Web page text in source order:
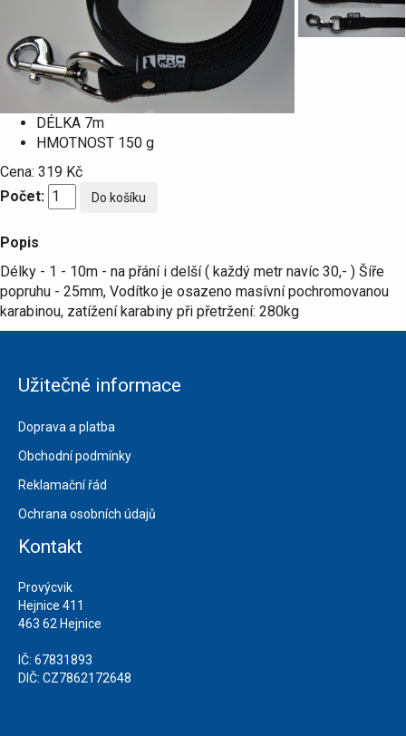
DÉLKA 7m
HMOTNOST 150 g
Cena: 319 Kč
Počet:
Popis
Délky - 1 - 10m - na přání i delší ( každý metr navíc 30,- ) Šíře
popruhu - 25mm, Vodítko je osazeno masívní pochromovanou
karabinou, zatížení karabiny při přetržení: 280kg
Užitečné informace
Doprava a platba
Obchodní podmínky
Reklamační řád
Ochrana osobních údajů
Kontakt
Provýcvik
Hejnice 411
463 62 Hejnice
IČ: 67831893
DIČ: CZ7862172648